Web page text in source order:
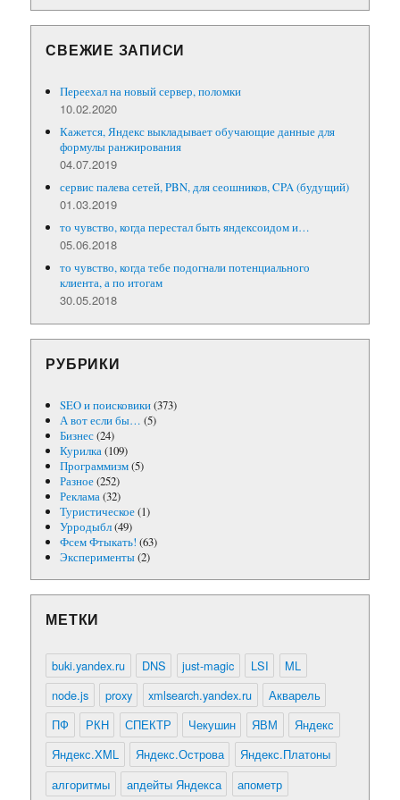
СВЕЖИЕ ЗАПИСИ
Переехал на новый сервер, поломки
10.02.2020
Кажется, Яндекс выкладывает обучающие данные для
формулы ранжирования
04.07.2019
сервис палева сетей, PBN, для сеошников, CPA (будущий)
01.03.2019
то чувство, когда перестал быть яндексоидом и…
05.06.2018
то чувство, когда тебе подогнали потенциального
клиента, а по итогам
30.05.2018
РУБРИКИ
SEO и поисковики(373)
А вот если бы… (5)
Бизнес(24)
Курилка(109)
Программизм(5)
Разное(252)
Реклама(32)
Туристическое(1)
Урродыбл(49)
Фсем Фтыкать! (63)
Эксперименты(2)
МЕТКИ
buki.yandex.ru DNS just-magic LSI
ML
node.js
proxy xmlsearch.yandex.ru
Акварель
ПФ
РКН СПЕКТР Чекушин ЯВМ
Яндекс
Яндекс.XML
Яндекс.Острова
Яндекс.Платоны
алгоритмы
апдейты Яндекса
апометр